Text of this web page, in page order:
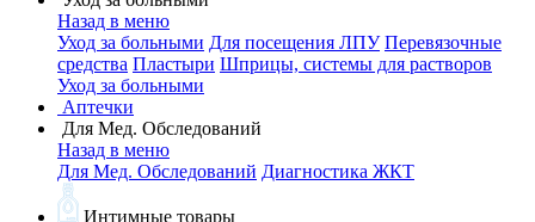
Назад в меню
Уход за больными Для посещения ЛПУ Перевязочные
средства Пластыри Шприцы, системы для растворов
Уход за больными
Аптечки
Для Мед. Обследований
Назад в меню
Для Мед. Обследований Диагностика ЖКТ
Интимные товары